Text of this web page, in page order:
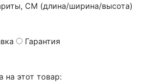
СМ (длина/ширина/высота)
Гарантия
на этот товар: